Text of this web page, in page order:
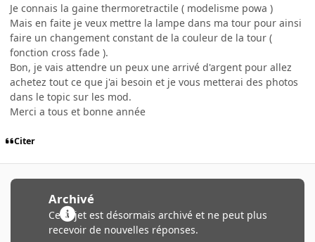
Je connais la gaine thermoretractile ( modelisme powa )
Mais en faite je veux mettre la lampe dans ma tour pour ainsi
faire un changement constant de la couleur de la tour (
fonction cross fade ).
Bon, je vais attendre un peux une arrivé d'argent pour allez
achetez tout ce que j'ai besoin et je vous metterai des photos
dans le topic sur les mod.
Merci a tous et bonne année
Citer
Archivé
Ce sujet est désormais archivé et ne peut plus
recevoir de nouvelles réponses.